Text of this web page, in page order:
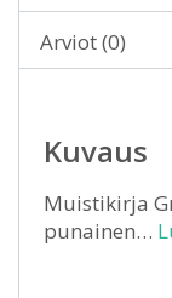
Arviot (0)
Kuvaus
Muistikirja
punainen…